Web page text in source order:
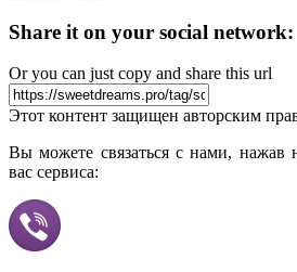
Share it on your social network:
Or you can just copy and share this url
Этот контент защищен авторским
Вы можете связаться с нами, нажав
вас сервиса: